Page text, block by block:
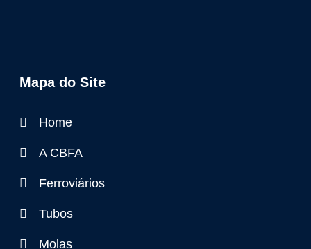
Mapa do Site
Home
A CBFA
Ferroviários
Tubos
Molas